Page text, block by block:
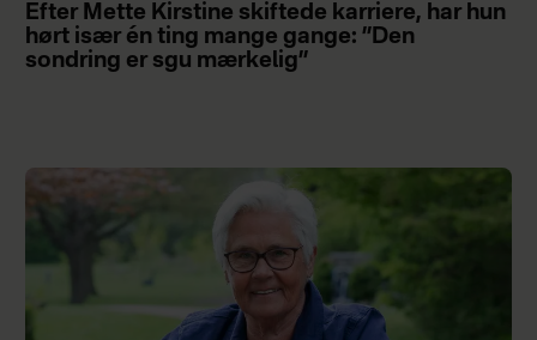
Efter Mette Kirstine skiftede karriere, har hun
hørt især én ting mange gange: ”Den
sondring er sgu mærkelig”